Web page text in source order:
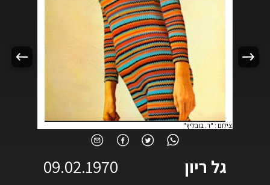
גל ריון 09.02.1970
צילום : "ר. בובליץ"